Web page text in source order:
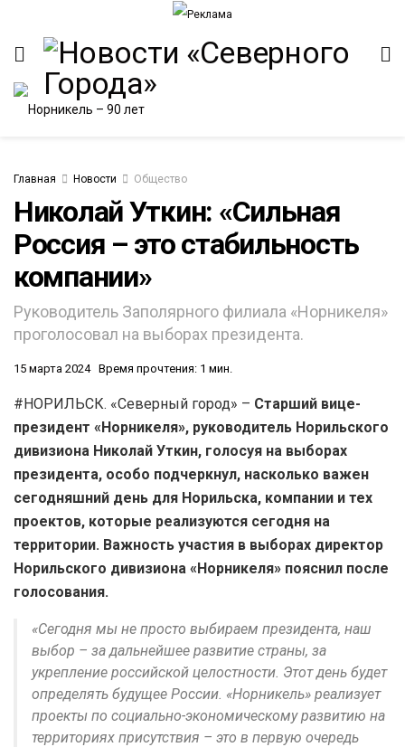
Главная Новости Общество
Николай Уткин: «Сильная
Россия – это стабильность
компании»
Руководитель Заполярного филиала «Норникеля»
проголосовал на выборах президента.
15 марта 2024 Время прочтения: 1 мин.
#НОРИЛЬСК. «Северный город» – Старший вице-
президент «Норникеля», руководитель Норильского
дивизиона Николай Уткин, голосуя на выборах
президента, особо подчеркнул, насколько важен
сегодняшний день для Норильска, компании и тех
проектов, которые реализуются сегодня на
территории. Важность участия в выборах директор
Норильского дивизиона «Норникеля» пояснил после
голосования.
«Сегодня мы не просто выбираем президента, наш
выбор – за дальнейшее развитие страны, за
укрепление российской целостности. Этот день будет
определять будущее России. «Норникель» реализует
проекты по социально-экономическому развитию на
территориях присутствия – это в первую очередь